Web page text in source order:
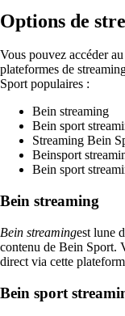
Options de
Vous pouvez accéder
plateformes de
Sport populaires :
Bein streaming
Bein sport
Streaming Bein
Beinsport
Bein sport
Bein streaming
Bein streamingest lune
contenu de Bein Sport.
direct via cette
Bein sport